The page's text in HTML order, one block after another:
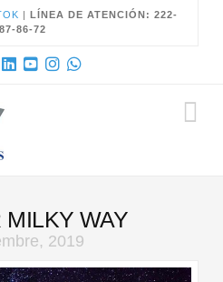
| LÍNEA DE ATENCIÓN: 222-
86-72
MILKY WAY
2019